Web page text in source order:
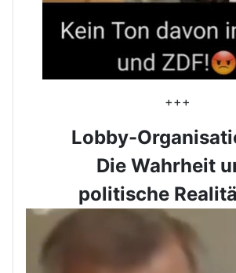
+++
Lobby-
Die Wahrheit
politische